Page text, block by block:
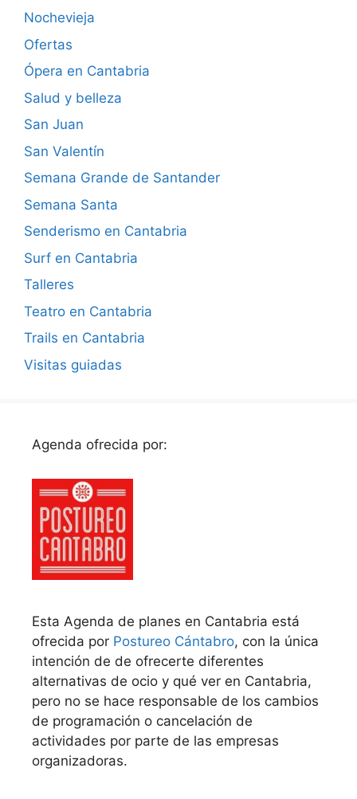
Nochevieja
Ofertas
Ópera en Cantabria
Salud y belleza
San Juan
San Valentín
Semana Grande de Santander
Semana Santa
Senderismo en Cantabria
Surf en Cantabria
Talleres
Teatro en Cantabria
Trails en Cantabria
Visitas guiadas
Agenda ofrecida por:
Esta Agenda de planes en Cantabria está
ofrecida por Postureo Cántabro, con la única
intención de de ofrecerte diferentes
alternativas de ocio y qué ver en Cantabria,
pero no se hace responsable de los cambios
de programación o cancelación de
actividades por parte de las empresas
organizadoras.